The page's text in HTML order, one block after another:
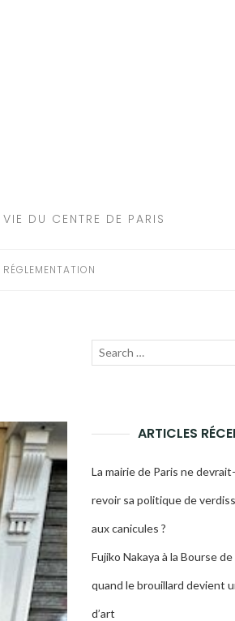
DU CENTRE DE PARIS
RÉGLEMENTATION
Recherche
ARTICLES
La mairie de Paris ne
revoir sa politique de
aux canicules ?
Fujiko Nakaya à la Bourse
quand le brouillard devient
d’art